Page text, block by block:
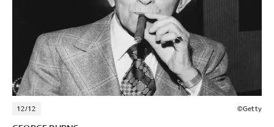
12/12 ©Getty